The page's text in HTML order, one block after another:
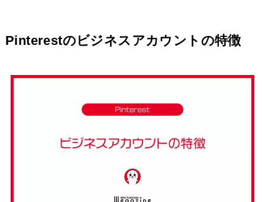
Pinterestのビジネスアカウントの特徴